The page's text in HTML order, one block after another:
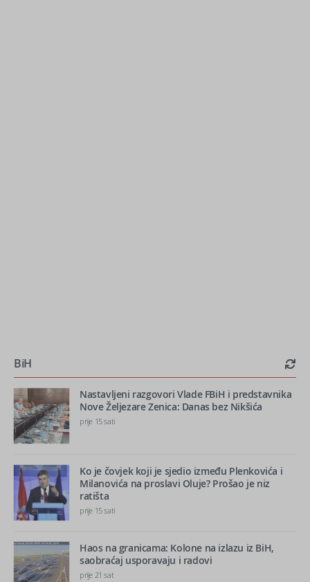
BiH
Nastavljeni razgovori Vlade FBiH i predstavnika
Nove Željezare Zenica: Danas bez Nikšića
prije 15 sati
Ko je čovjek koji je sjedio između Plenkovića i
Milanovića na proslavi Oluje? Prošao je niz
ratišta
prije 15 sati
Haos na granicama: Kolone na izlazu iz BiH,
saobraćaj usporavaju i radovi
prije 21 sat